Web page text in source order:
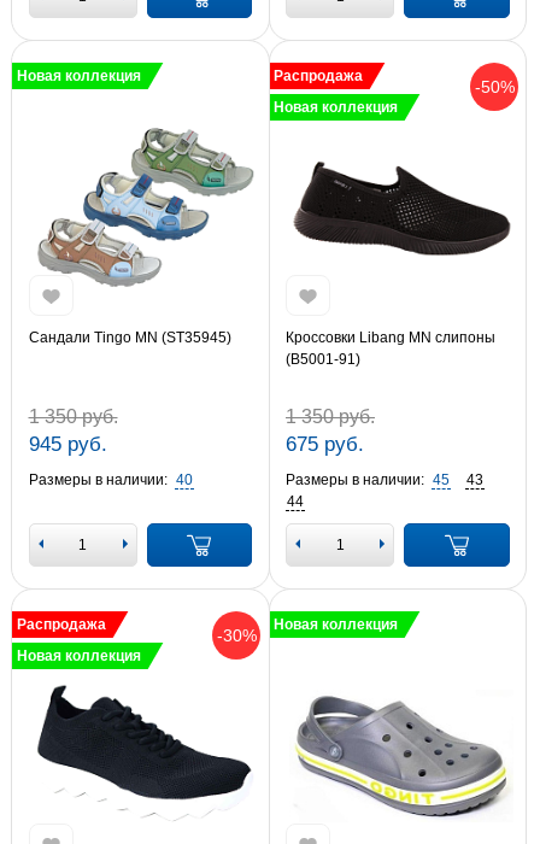
Новая коллекция
Сандали Tingo MN (ST35945)
1 350 руб.
945 руб.
Размеры в наличии: 40
-50%
Распродажа
Новая коллекция
Кроссовки Libang MN слипоны
(B5001-91)
1 350 руб.
675 руб.
Размеры в наличии: 45
43
44
-30%
Распродажа
Новая коллекция
Новая коллекция